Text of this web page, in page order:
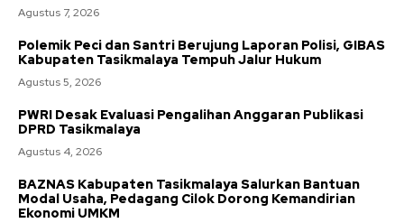
Agustus 7, 2026
Polemik Peci dan Santri Berujung Laporan Polisi, GIBAS
Kabupaten Tasikmalaya Tempuh Jalur Hukum
Agustus 5, 2026
PWRI Desak Evaluasi Pengalihan Anggaran Publikasi
DPRD Tasikmalaya
Agustus 4, 2026
BAZNAS Kabupaten Tasikmalaya Salurkan Bantuan
Modal Usaha, Pedagang Cilok Dorong Kemandirian
Ekonomi UMKM